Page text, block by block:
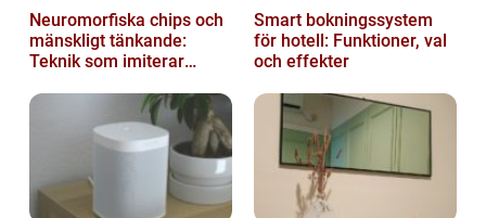
Neuromorfiska chips och
mänskligt tänkande:
Teknik som imiterar
Smart bokningssystem
för hotell: Funktioner, val
och effekter